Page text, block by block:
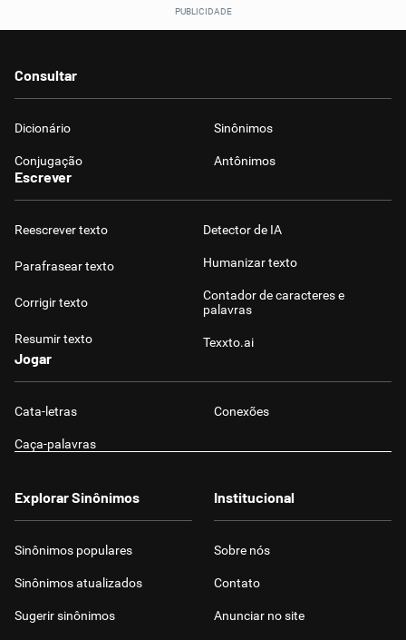
Consultar
Dicionário Sinônimos
Conjugação Antônimos
Escrever
Reescrever texto
Parafrasear texto
Corrigir texto
Resumir texto
Detector de IA
Humanizar texto
Contador de caracteres e
palavras
Texxto.ai
Jogar
Cata-letras Conexões
Caça-palavras
Explorar Sinônimos
Sinônimos populares
Sinônimos atualizados
Sugerir sinônimos
Institucional
Sobre nós
Contato
Anunciar no site